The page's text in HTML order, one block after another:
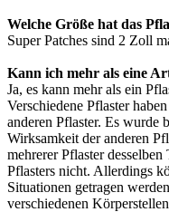
Welche Größe hat das
Super Patches sind 2 Zoll
Kann ich mehr als eine
Ja, es kann mehr als ein
Verschiedene Pflaster
anderen Pflaster. Es wurde
Wirksamkeit der anderen
mehrerer Pflaster
Pflasters nicht. Allerdings
Situationen getragen
verschiedenen